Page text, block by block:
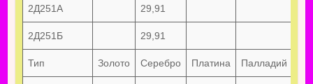
2Д251А 29,91
2Д251Б 29,91
Тип Золото Серебро Платина Палладий